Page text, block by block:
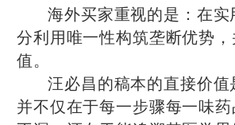
海外买家重视的是：在
分利用唯一性构筑垄断优势
值。
汪必昌的稿本的直接价值
并不仅在于每一步骤每一味